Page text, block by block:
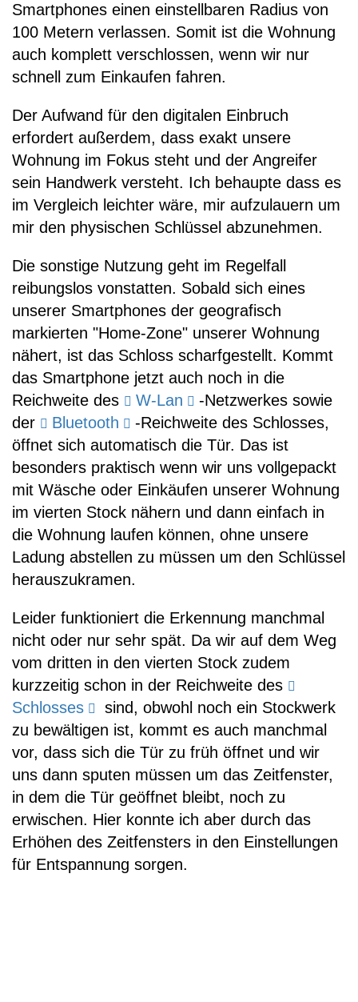
Smartphones einen einstellbaren Radius von
100 Metern verlassen. Somit ist die Wohnung
auch komplett verschlossen, wenn wir nur
schnell zum Einkaufen fahren.
Der Aufwand für den digitalen Einbruch
erfordert außerdem, dass exakt unsere
Wohnung im Fokus steht und der Angreifer
sein Handwerk versteht. Ich behaupte dass es
im Vergleich leichter wäre, mir aufzulauern um
mir den physischen Schlüssel abzunehmen.
Die sonstige Nutzung geht im Regelfall
reibungslos vonstatten. Sobald sich eines
unserer Smartphones der geografisch
markierten "Home-Zone" unserer Wohnung
nähert, ist das Schloss scharfgestellt. Kommt
das Smartphone jetzt auch noch in die
Reichweite des
W-Lan
-Netzwerkes sowie
der
Bluetooth
-Reichweite des Schlosses,
öffnet sich automatisch die Tür. Das ist
besonders praktisch wenn wir uns vollgepackt
mit Wäsche oder Einkäufen unserer Wohnung
im vierten Stock nähern und dann einfach in
die Wohnung laufen können, ohne unsere
Ladung abstellen zu müssen um den Schlüssel
herauszukramen.
Leider funktioniert die Erkennung manchmal
nicht oder nur sehr spät. Da wir auf dem Weg
vom dritten in den vierten Stock zudem
kurzzeitig schon in der Reichweite des
Schlosses
sind, obwohl noch ein Stockwerk
zu bewältigen ist, kommt es auch manchmal
vor, dass sich die Tür zu früh öffnet und wir
uns dann sputen müssen um das Zeitfenster,
in dem die Tür geöffnet bleibt, noch zu
erwischen. Hier konnte ich aber durch das
Erhöhen des Zeitfensters in den Einstellungen
für Entspannung sorgen.